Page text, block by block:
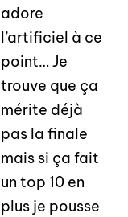
adore
l’artificiel à ce
point… Je
trouve que ça
mérite déjà
pas la finale
mais si ça fait
un top 10 en
plus je pousse